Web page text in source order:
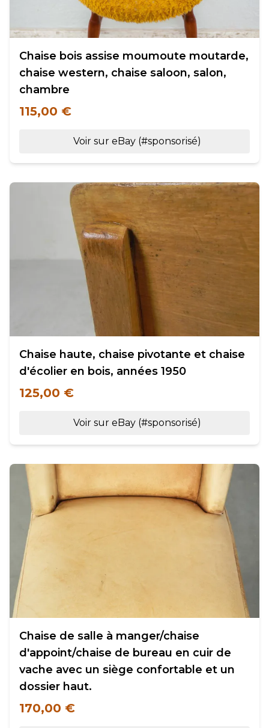
Chaise bois assise moumoute moutarde,
chaise western, chaise saloon, salon,
chambre
115,00 €
Voir sur eBay (#sponsorisé)
Chaise haute, chaise pivotante et chaise
d'écolier en bois, années 1950
125,00 €
Voir sur eBay (#sponsorisé)
Chaise de salle à manger/chaise
d'appoint/chaise de bureau en cuir de
vache avec un siège confortable et un
dossier haut.
170,00 €